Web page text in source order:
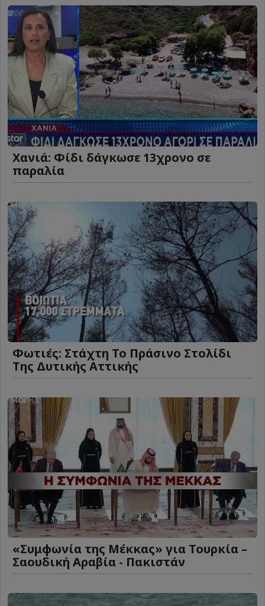
Χανιά: Φίδι δάγκωσε 13χρονο σε
παραλία
Φωτιές: Στάχτη Το Πράσινο Στολίδι
Της Δυτικής Αττικής
«Συμφωνία της Μέκκας» για Τουρκία –
Σαουδική Αραβία - Πακιστάν